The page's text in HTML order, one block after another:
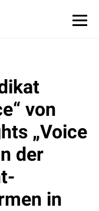
von
„Voice
der
in